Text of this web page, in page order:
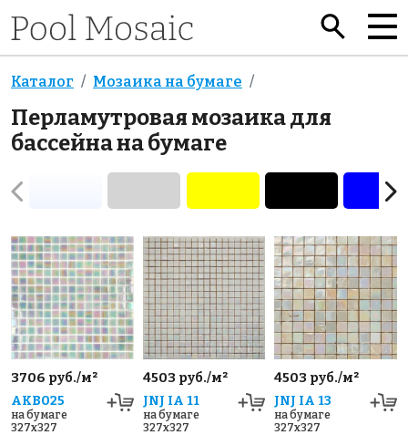
Каталог Мозаика на бумаге
Перламутровая мозаика для
бассейна на бумаге
3706 руб./м²
AKB025
на бумаге
327x327
4503 руб./м²
JNJ IA 11
на бумаге
327x327
4503 руб./м²
JNJ IA 13
на бумаге
327x327